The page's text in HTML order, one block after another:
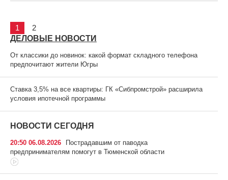
1 2
ДЕЛОВЫЕ НОВОСТИ
От классики до новинок: какой формат складного телефона
предпочитают жители Югры
Ставка 3,5% на все квартиры: ГК «Сибпромстрой» расширила
условия ипотечной программы
НОВОСТИ СЕГОДНЯ
20:50 06.08.2026
Пострадавшим от паводка
предпринимателям помогут в Тюменской области